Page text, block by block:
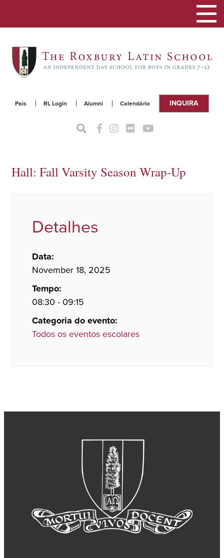
Pais RL Login Alumni Calendário INQUIRA
a
Hall: Fall Varsity Season Wrap-Up
Detalhes
Data:
November 18, 2025
Tempo:
08:30 - 09:15
Categoria do evento:
Todos os eventos escolares